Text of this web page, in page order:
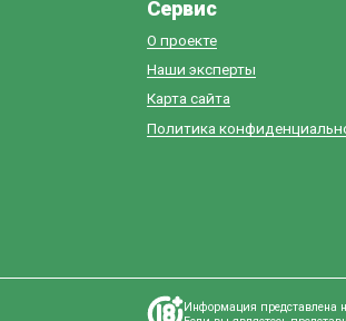
Сервис
О проекте
Наши эксперты
Карта сайта
Политика
Информация представлена